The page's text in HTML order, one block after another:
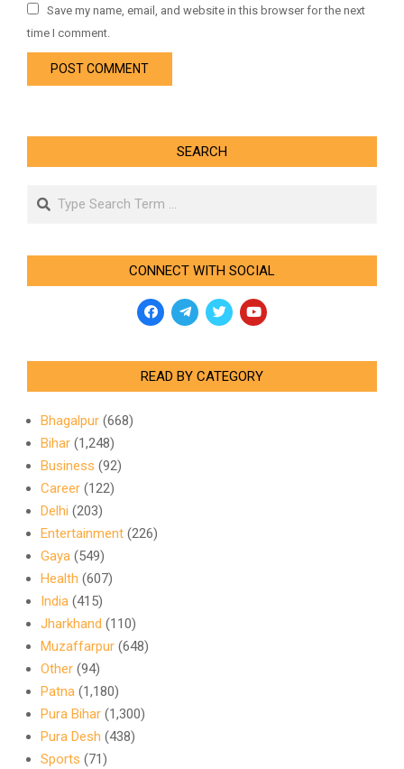
Save my name, email, and website in this browser for the next
time I comment.
SEARCH
Search
CONNECT WITH SOCIAL
READ BY CATEGORY
Bhagalpur (668)
Bihar (1,248)
Business (92)
Career (122)
Delhi (203)
Entertainment (226)
Gaya (549)
Health (607)
India (415)
Jharkhand (110)
Muzaffarpur (648)
Other (94)
Patna (1,180)
Pura Bihar (1,300)
Pura Desh (438)
Sports (71)